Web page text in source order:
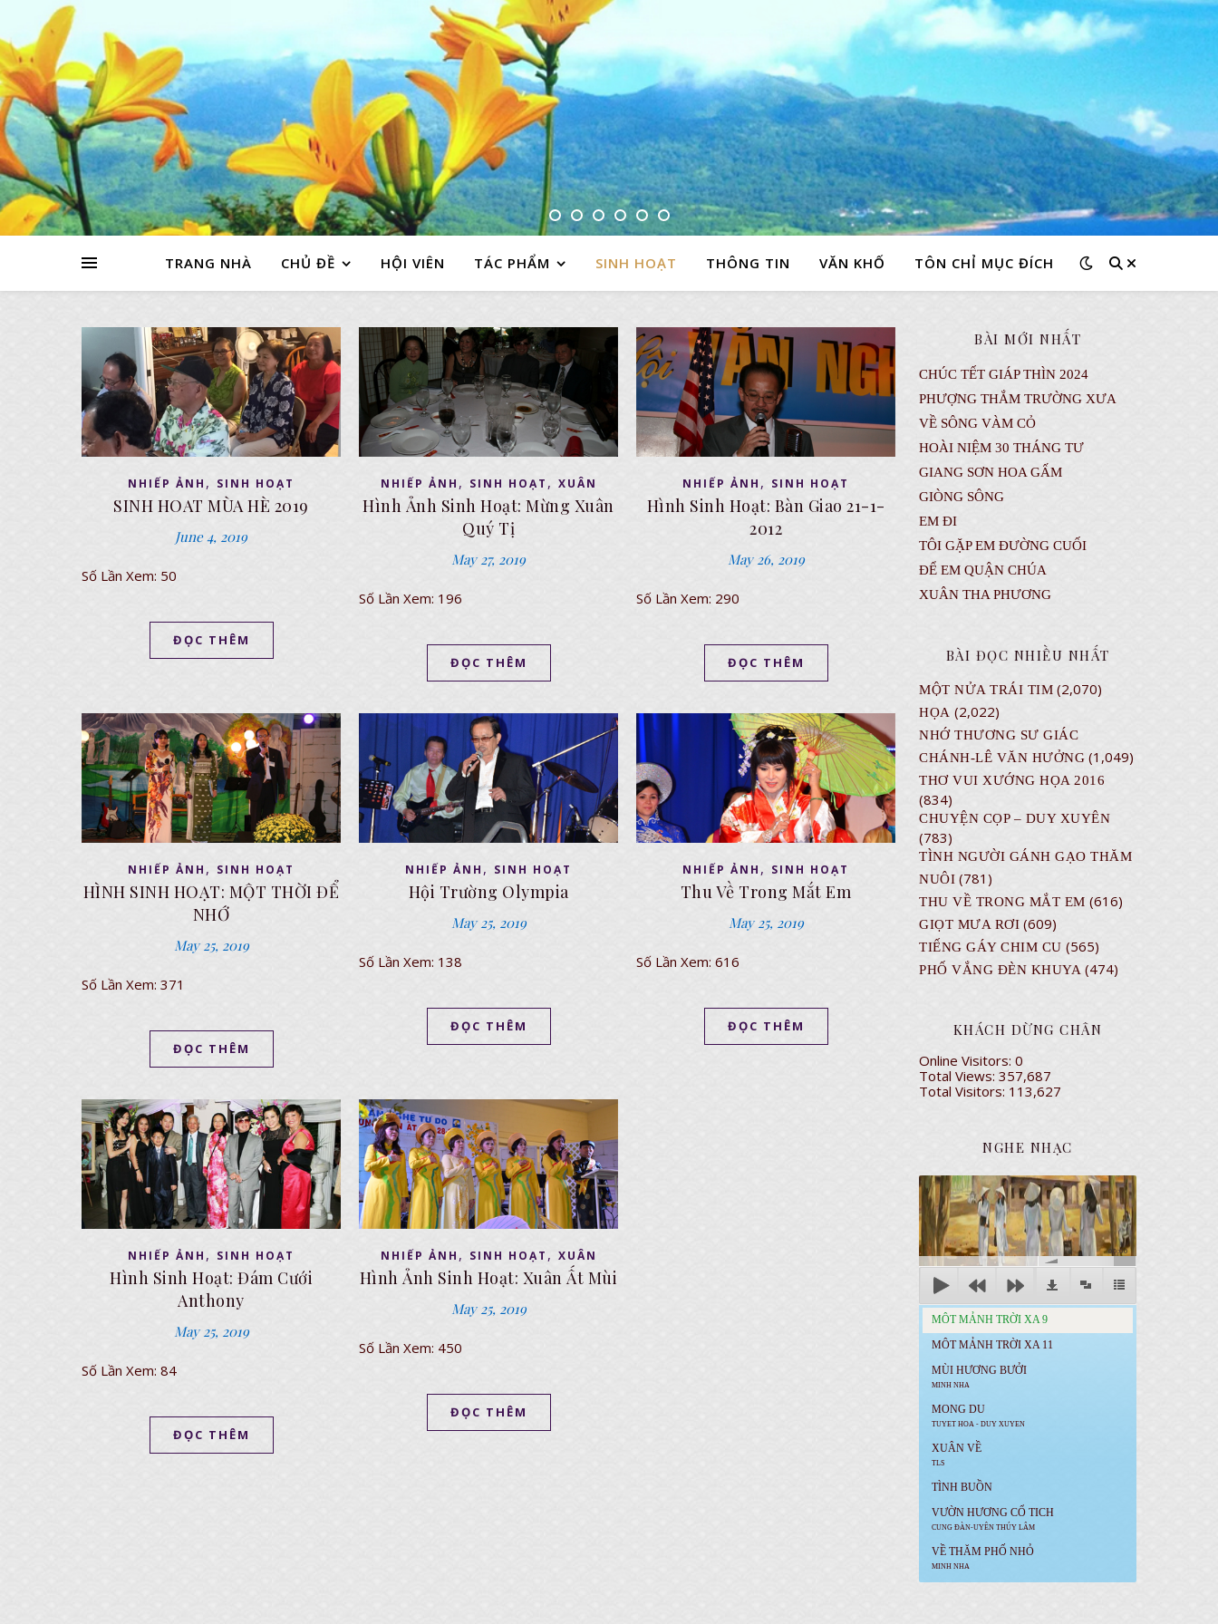
TRANG NHÀ CHỦ ĐỀ HỘI VIÊN TÁC PHẨM SINH HOẠT THÔNG TIN VĂN KHỐ TÔN CHỈ MỤC ĐÍCH
NHIẾP ẢNH , SINH HOẠT
SINH HOAT MÙA HÈ 2019
June 4, 2019
Số Lần Xem: 50
ĐỌC THÊM
NHIẾP ẢNH , SINH HOẠT , XUÂN
Hình Ảnh Sinh Hoạt: Mừng Xuân
Quý Tị
May 27, 2019
Số Lần Xem: 196
ĐỌC THÊM
NHIẾP ẢNH , SINH HOẠT
Hình Sinh Hoạt: Bàn Giao 21-1-
2012
May 26, 2019
Số Lần Xem: 290
ĐỌC THÊM
NHIẾP ẢNH , SINH HOẠT
HÌNH SINH HOẠT: MỘT THỜI ĐỂ
NHỚ
May 25, 2019
Số Lần Xem: 371
ĐỌC THÊM
NHIẾP ẢNH , SINH HOẠT
Hội Trường Olympia
May 25, 2019
Số Lần Xem: 138
ĐỌC THÊM
NHIẾP ẢNH , SINH HOẠT
Thu Về Trong Mắt Em
May 25, 2019
Số Lần Xem: 616
ĐỌC THÊM
NHIẾP ẢNH , SINH HOẠT
Hình Sinh Hoạt: Đám Cưới
Anthony
May 25, 2019
Số Lần Xem: 84
ĐỌC THÊM
NHIẾP ẢNH , SINH HOẠT , XUÂN
Hình Ảnh Sinh Hoạt: Xuân Ất Mùi
May 25, 2019
Số Lần Xem: 450
ĐỌC THÊM
BÀI MỚI NHẤT
CHÚC TẾT GIÁP THÌN 2024
PHƯỢNG THẮM TRƯỜNG XƯA
VỀ SÔNG VÀM CỎ
HOÀI NIỆM 30 THÁNG TƯ
GIANG SƠN HOA GẤM
GIÒNG SÔNG
EM ĐI
TÔI GẶP EM ĐƯỜNG CUỐI
ĐỂ EM QUẬN CHÚA
XUÂN THA PHƯƠNG
BÀI ĐỌC NHIỀU NHẤT
MỘT NỬA TRÁI TIM (2,070)
HỌA (2,022)
NHỚ THƯƠNG SƯ GIÁC
CHÁNH-LÊ VĂN HƯỞNG (1,049)
THƠ VUI XƯỚNG HỌA 2016
(834)
CHUYỆN CỌP – DUY XUYÊN
(783)
TÌNH NGƯỜI GÁNH GẠO THĂM
NUÔI (781)
THU VỀ TRONG MẮT EM (616)
GIỌT MƯA RƠI (609)
TIẾNG GÁY CHIM CU (565)
PHỐ VẮNG ĐÈN KHUYA (474)
KHÁCH DỪNG CHÂN
Online Visitors: 0
Total Views: 357,687
Total Visitors: 113,627
NGHE NHẠC
00:00
MÔT MẢNH TRỜI XA 9
MÔT MẢNH TRỜI XA 11
MÙI HƯƠNG BƯỞI
MINH NHA
MONG DU
TUYET HOA - DUY XUYEN
XUÂN VỀ
TLS
TÌNH BUỒN
VƯỜN HƯƠNG CỔ TICH
CUNG ĐÀN-UYÊN THÚY LÂM
VỀ THĂM PHỐ NHỎ
MINH NHA